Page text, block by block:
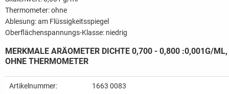
Thermometer: ohne
Ablesung: am Flüssigkeitsspiegel
Oberflächenspannungs-Klasse: niedrig
MERKMALE ARÄOMETER DICHTE 0,700 - 0,800 :0,001G/ML,
OHNE THERMOMETER
Artikelnummer: 1663 0083